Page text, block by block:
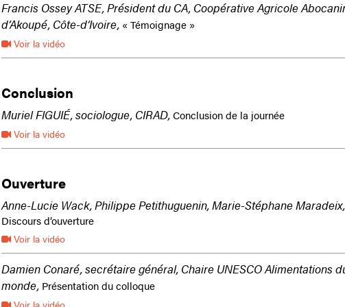
Francis Ossey ATSE, Président du CA, Coopérative Agricole
d’Akoupé, Côte-d’Ivoire,« Témoignage »
Voir la vidéo
Conclusion
Muriel FIGUIÉ, sociologue, CIRAD,Conclusion de la journée
Voir la vidéo
Ouverture
Anne-Lucie Wack, Philippe Petithuguenin, Marie-Stéphane Maradeix,
Discours d’ouverture
Voir la vidéo
Damien Conaré, secrétaire général, Chaire UNESCO Alimentations
monde,Présentation du colloque
Voir la vidéo